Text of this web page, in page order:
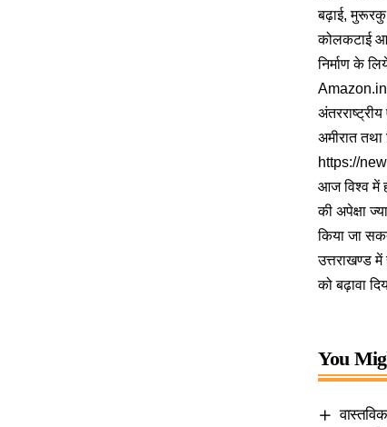
बढ़ाई,
कोलकटाई
निर्माण के
Amazon.in
अमीरात तथा
https://
आज विश्व में
की अपेक्षा
किया जा
उत्तराखण्ड
को बढ़ावा
You